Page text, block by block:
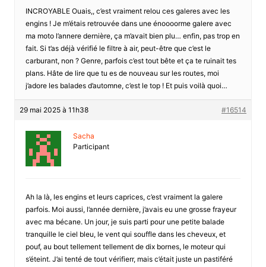
INCROYABLE Ouais,, c’est vraiment relou ces galeres avec les
engins ! Je m’étais retrouvée dans une énoooorme galere avec
ma moto l’annere dernière, ça m’avait bien plu… enfin, pas trop en
fait. Si t’as déjà vérifié le filtre à air, peut-être que c’est le
carburant, non ? Genre, parfois c’est tout bête et ça te ruinait tes
plans. Hâte de lire que tu es de nouveau sur les routes, moi
j’adore les balades d’automne, c’est le top ! Et puis voilà quoi…
29 mai 2025 à 11h38 #16514
Sacha
Participant
Ah la là, les engins et leurs caprices, c’est vraiment la galere
parfois. Moi aussi, l’année dernière, j’avais eu une grosse frayeur
avec ma bécane. Un jour, je suis parti pour une petite balade
tranquille le ciel bleu, le vent qui souffle dans les cheveux, et
pouf, au bout tellement tellement de dix bornes, le moteur qui
s’éteint. J’ai tenté de tout vérifierr, mais c’était juste un pastiféré